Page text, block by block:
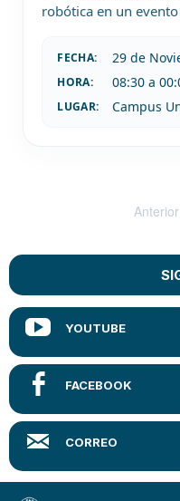
robótica en un
FECHA: 29 de
HORA: 08:30 a
LUGAR: Campus
Anterior